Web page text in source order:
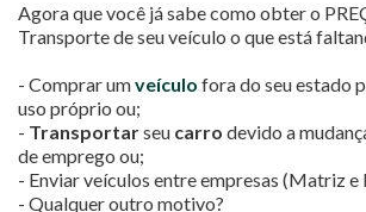
Agora que você já sabe como obter o
Transporte de seu veículo o que está
- Comprar umveículo fora do seu estado
uso próprio ou;
- Transportarseu carro devido a
de emprego ou;
- Enviar veículos entre empresas (Matriz e
- Qualquer outro motivo?